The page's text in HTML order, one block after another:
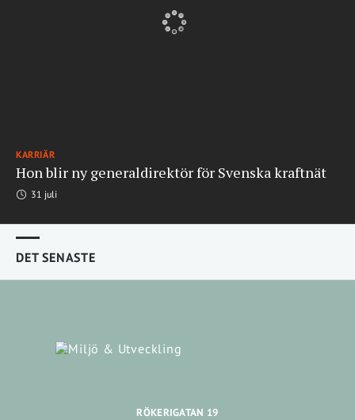
KARRIÄR
Hon blir ny generaldirektör för Svenska kraftnät
31 juli
DET SENASTE
RÖKERIGATAN 19